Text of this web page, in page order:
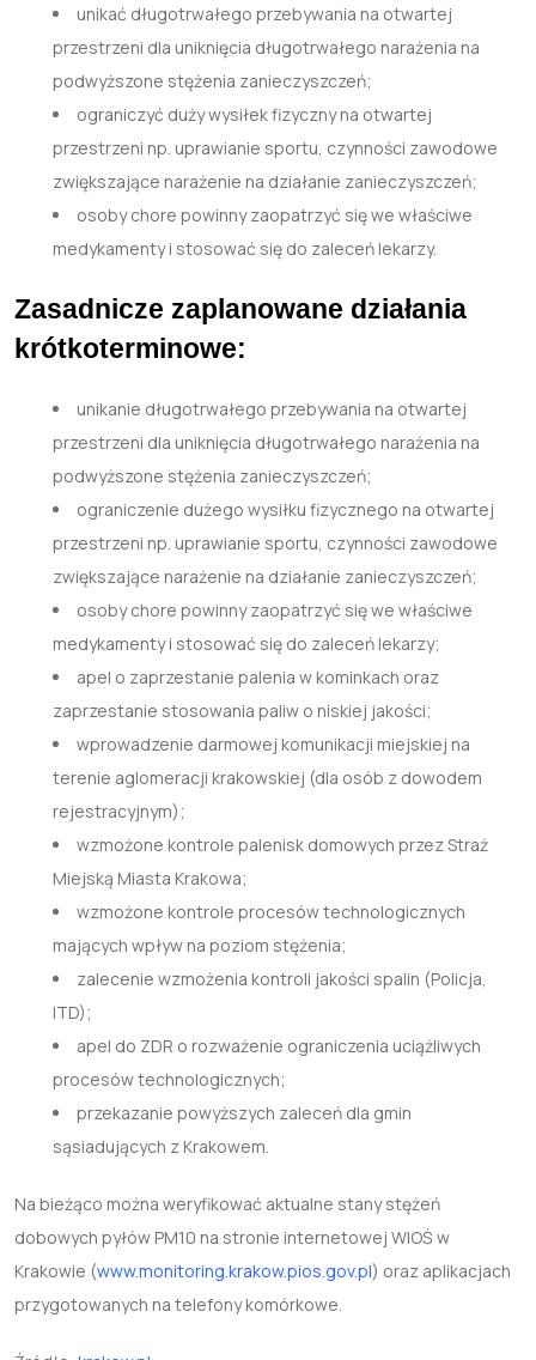
unikać długotrwałego przebywania na otwartej
przestrzeni dla uniknięcia długotrwałego narażenia na
podwyższone stężenia zanieczyszczeń;
ograniczyć duży wysiłek fizyczny na otwartej
przestrzeni np. uprawianie sportu, czynności zawodowe
zwiększające narażenie na działanie zanieczyszczeń;
osoby chore powinny zaopatrzyć się we właściwe
medykamenty i stosować się do zaleceń lekarzy.
Zasadnicze zaplanowane działania
krótkoterminowe:
unikanie długotrwałego przebywania na otwartej
przestrzeni dla uniknięcia długotrwałego narażenia na
podwyższone stężenia zanieczyszczeń;
ograniczenie dużego wysiłku fizycznego na otwartej
przestrzeni np. uprawianie sportu, czynności zawodowe
zwiększające narażenie na działanie zanieczyszczeń;
osoby chore powinny zaopatrzyć się we właściwe
medykamenty i stosować się do zaleceń lekarzy;
apel o zaprzestanie palenia w kominkach oraz
zaprzestanie stosowania paliw o niskiej jakości;
wprowadzenie darmowej komunikacji miejskiej na
terenie aglomeracji krakowskiej (dla osób z dowodem
rejestracyjnym);
wzmożone kontrole palenisk domowych przez Straż
Miejską Miasta Krakowa;
wzmożone kontrole procesów technologicznych
mających wpływ na poziom stężenia;
zalecenie wzmożenia kontroli jakości spalin (Policja,
ITD);
apel do ZDR o rozważenie ograniczenia uciążliwych
procesów technologicznych;
przekazanie powyższych zaleceń dla gmin
sąsiadujących z Krakowem.
Na bieżąco można weryfikować aktualne stany stężeń
dobowych pyłów PM10 na stronie internetowej WIOŚ w
Krakowie (www.monitoring.krakow.pios.gov.pl) oraz aplikacjach
przygotowanych na telefony komórkowe.